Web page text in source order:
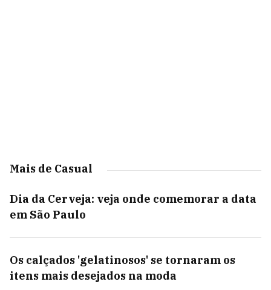
Mais de Casual
Dia da Cerveja: veja onde comemorar a data
em São Paulo
Os calçados 'gelatinosos' se tornaram os
itens mais desejados na moda